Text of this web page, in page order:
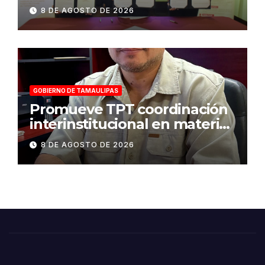
para fortalecer la atención a
víctimas y la defensa jurídica
en Tamaulipas
8 DE AGOSTO DE 2026
GOBIERNO DE TAMAULIPAS
Promueve TPT coordinación
interinstitucional en materia
de transparencia y acceso a
la información pública
8 DE AGOSTO DE 2026